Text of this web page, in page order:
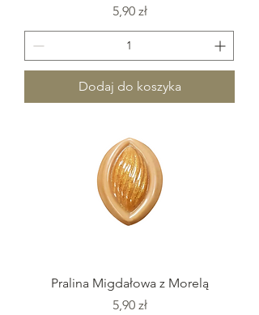
Cena
5,90 zł
Dodaj do koszyka
Pralina Migdałowa z Morelą
Cena
5,90 zł